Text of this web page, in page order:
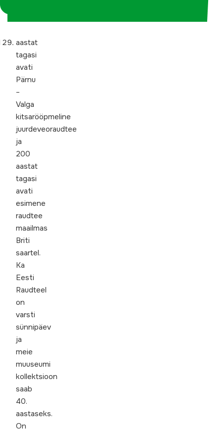
aastat
tagasi
avati
Pärnu
–
Valga
kitsarööpmeline
juurdeveoraudtee
ja
200
aastat
tagasi
avati
esimene
raudtee
maailmas
Briti
saartel.
Ka
Eesti
Raudteel
on
varsti
sünnipäev
ja
meie
muuseumi
kollektsioon
saab
40.
aastaseks.
On